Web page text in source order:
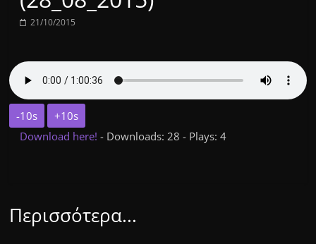
21/10/2015
-10s
+10s
Download here!- Downloads: 28 - Plays: 4
Περισσότερα...